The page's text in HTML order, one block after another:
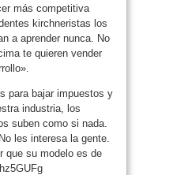
más competitiva
kirchneristas los
a aprender nunca. No
te quieren vender
para bajar impuestos y
industria, los
suben como si nada.
les interesa la gente.
que su modelo es de